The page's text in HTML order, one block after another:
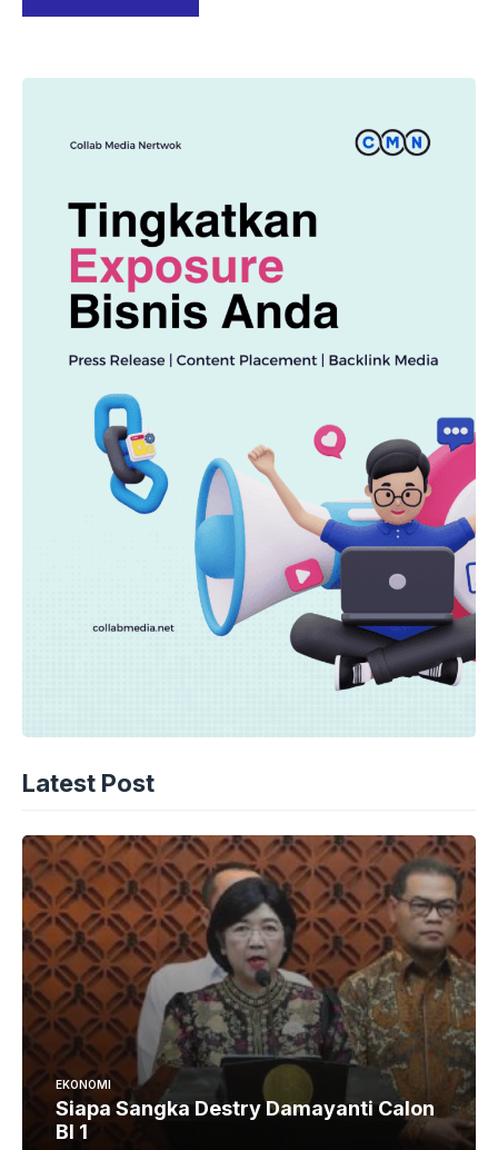
Latest Post
EKONOMI
Siapa Sangka Destry Damayanti Calon
BI 1